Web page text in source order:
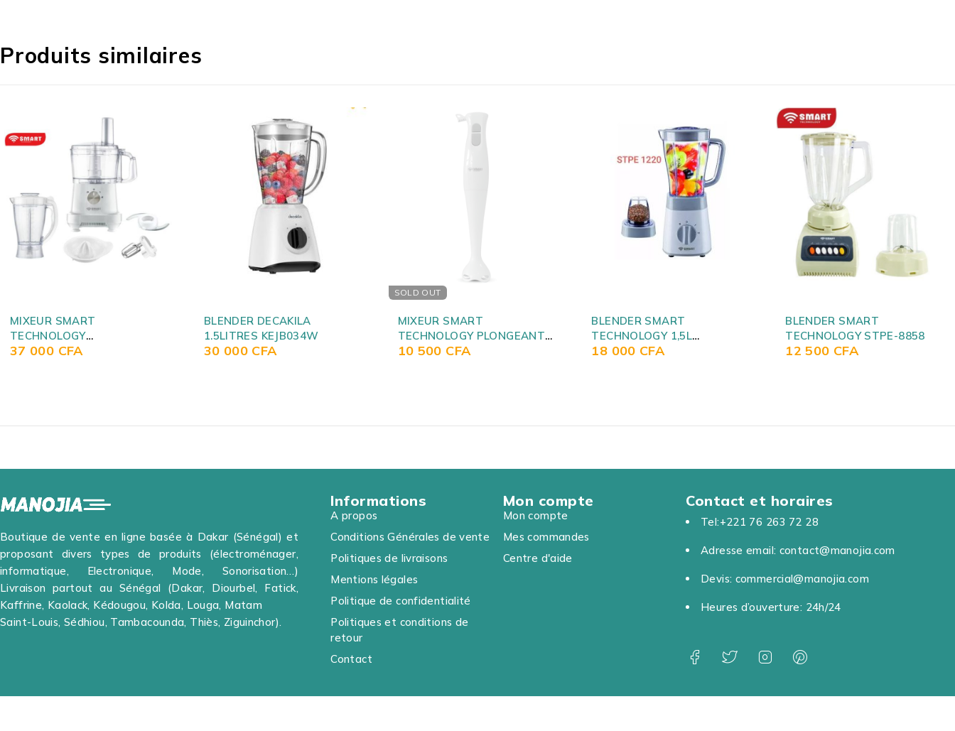
Produits similaires
BLENDER DECAKILA
1.5LITRES KEJB034W
30 000 CFA
MIXEUR SMART
TECHNOLOGY PLONGEANT
STPE-871P
10 500 CFA
BLENDER SMART
TECHNOLOGY 1,5L
STPE1220
18 000 CFA
BLENDER SMART
TECHNOLOGY STPE-8858
12 500 CFA
BLENDER SMART
TECHNOLOGY NOIR
STPE1020B
14 000 CFA
Boutique de vente en ligne basée à Dakar (Sénégal) et
proposant divers types de produits (électroménager,
informatique, Electronique, Mode, Sonorisation…)
Livraison partout au Sénégal (Dakar, Diourbel, Fatick,
Kaffrine, Kaolack, Kédougou, Kolda, Louga, Matam
Saint-Louis, Sédhiou, Tambacounda, Thiès, Ziguinchor).
Informations
A propos
Conditions Générales de vente
Politiques de livraisons
Mentions légales
Politique de confidentialité
Politiques et conditions de
retour
Contact
Mon compte
Mon compte
Mes commandes
Centre d'aide
Contact et horaires
Tel:+221 76 263 72 28
Adresse email: contact@manojia.com
Devis: commercial@manojia.com
Heures d’ouverture: 24h/24